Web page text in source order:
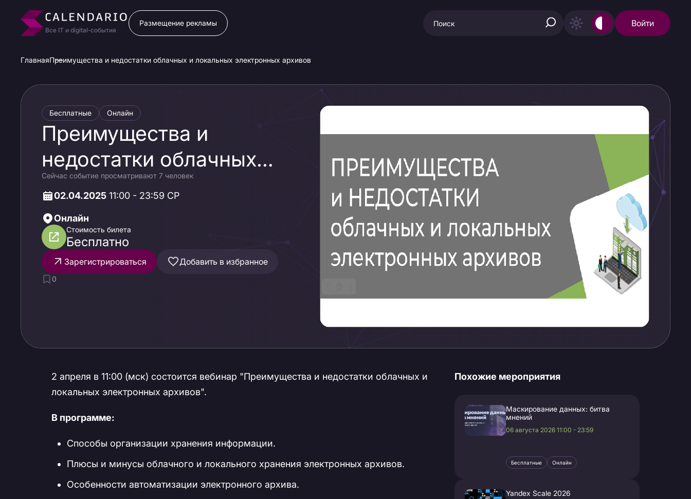
Все IT и digital-события
Размещение рекламы Войти
ГлавнаяПреимущества и недостатки облачных и локальных электронных архивов
Бесплатные Онлайн
Преимущества и
недостатки облачных и
локальных
электронных архивов
Сейчас событие просматривают 7 человек
02.04.2025 11:00 - 23:59 СР
Онлайн
Стоимость билета
Бесплатно
Зарегистрироваться Добавить в избранное
0
2 апреля в 11:00 (мск) состоится вебинар "Преимущества и недостатки облачных и
локальных электронных архивов".
В программе:
Способы организации хранения информации.
Плюсы и минусы облачного и локального хранения электронных архивов.
Особенности автоматизации электронного архива.
Похожие мероприятия
Маскирование данных: битва
мнений
06 августа 2026 11:00 - 23:59
Бесплатные Онлайн
Yandex Scale 2026